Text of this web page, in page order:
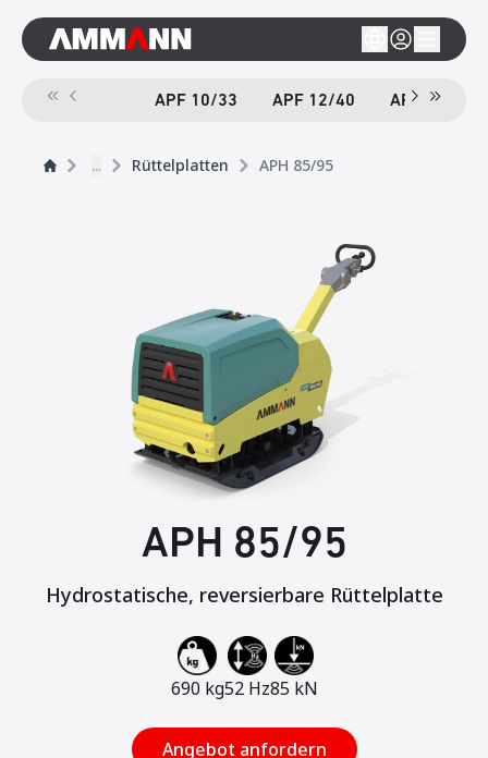
APF 10/33 APF 12/40 APF 12/40-
... Rüttelplatten APH 85/95
APH 85/95
Hydrostatische, reversierbare Rüttelplatte
690 kg52 Hz85 kN
Angebot anfordern